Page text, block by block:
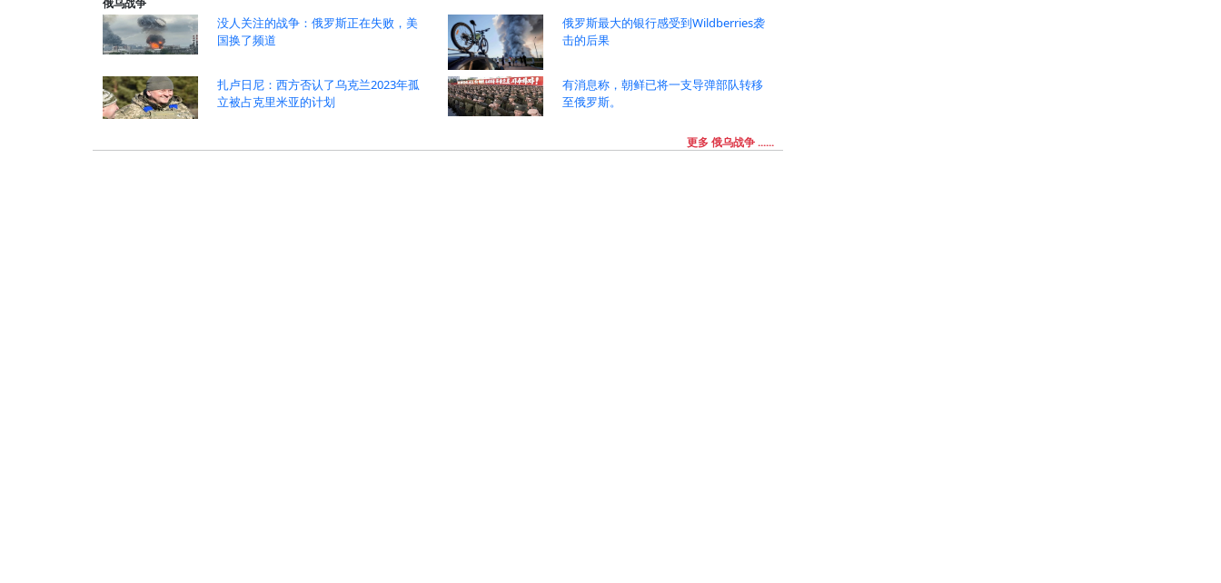
俄乌战争
没人关注的战争：俄罗斯正在失败，美
国换了频道
俄罗斯最大的银行感受到Wildberries袭
击的后果
扎卢日尼：西方否认了乌克兰2023年孤
立被占克里米亚的计划
有消息称，朝鲜已将一支导弹部队转移
至俄罗斯。
更多 俄乌战争 ......